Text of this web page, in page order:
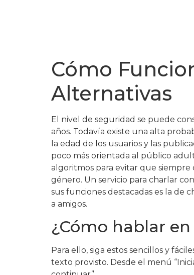
Cómo
Alternativas
El nivel de seguridad se puede
años. Todavía existe una alta
la edad de los usuarios y las
poco más orientada al público
algoritmos para evitar que siempre
género. Un servicio para charlar
sus funciones destacadas es la de
a amigos.
¿Cómo hablar
Para ello, siga estos sencillos y
texto provisto. Desde el menú